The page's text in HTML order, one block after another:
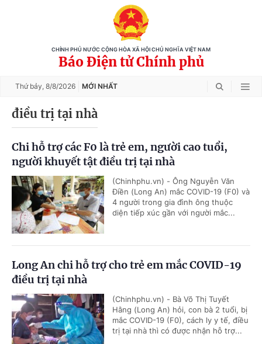
CHÍNH PHỦ NƯỚC CỘNG HÒA XÃ HỘI CHỦ NGHĨA VIỆT NAM
Báo Điện tử Chính phủ
Thứ bảy, 8/8/2026 MỚI NHẤT
điều trị tại nhà
Chi hỗ trợ các F0 là trẻ em, người cao tuổi,
người khuyết tật điều trị tại nhà
(Chinhphu.vn) - Ông Nguyễn Văn
Điền (Long An) mắc COVID-19 (F0) và
4 người trong gia đình ông thuộc
diện tiếp xúc gần với người mắc...
Long An chi hỗ trợ cho trẻ em mắc COVID-19
điều trị tại nhà
(Chinhphu.vn) - Bà Võ Thị Tuyết
Hằng (Long An) hỏi, con bà 2 tuổi, bị
mắc COVID-19 (F0), cách ly y tế, điều
trị tại nhà thì có được nhận hỗ trợ...